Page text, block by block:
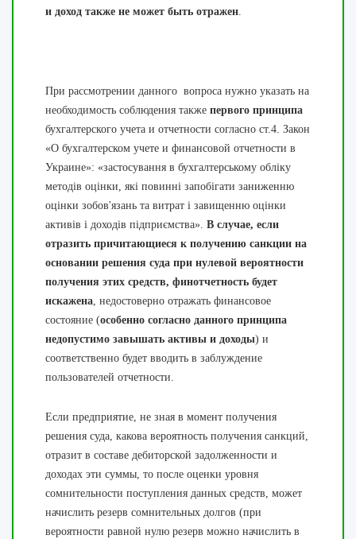
и доход также не может быть отражен.
При рассмотрении данного вопроса нужно указать на
необходимость соблюдения также первого принципа
бухгалтерского учета и отчетности согласно ст.4. Закон
«О бухгалтерском учете и финансовой отчетности в
Украине»: «застосування в бухгалтерському обліку
методів оцінки, які повинні запобігати заниженню
оцінки зобов'язань та витрат і завищенню оцінки
активів і доходів підприємства». В случае, если
отразить причитающиеся к получению санкции на
основании решения суда при нулевой вероятности
получения этих средств, финотчетность будет
искажена, недостоверно отражать финансовое
состояние (особенно согласно данного принципа
недопустимо завышать активы и доходы) и
соответственно будет вводить в заблуждение
пользователей отчетности.
Если предприятие, не зная в момент получения
решения суда, какова вероятность получения санкций,
отразит в составе дебиторской задолженности и
доходах эти суммы, то после оценки уровня
сомнительности поступления данных средств, может
начислить резерв сомнительных долгов (при
вероятности равной нулю резерв можно начислить в